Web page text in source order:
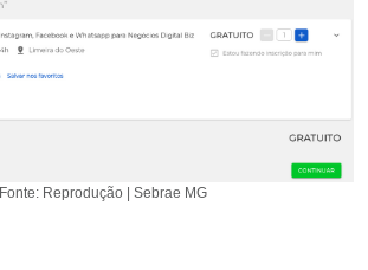
Fonte: Reprodução | Sebrae MG